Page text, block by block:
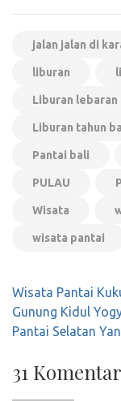
jalan jalan di
liburan
Liburan lebaran
Liburan tahun
Pantai bali
PULAU
Wisata
wisata pantai
Navigasi
pos
Wisata Pantai
Gunung Kidul
Pantai Selatan
31 Komentar